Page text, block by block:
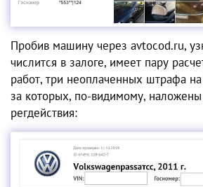
Пробив машину через avtocod.ru,
числится в залоге, имеет пару
работ, три неоплаченных штрафа
за которых, по-видимому,
регдействия: